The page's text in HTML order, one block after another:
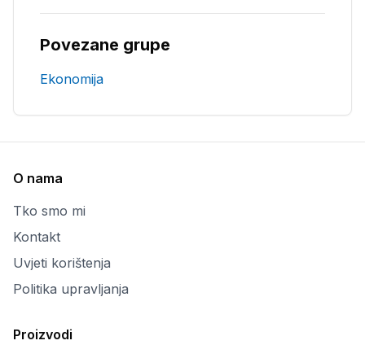
Povezane grupe
Ekonomija
O nama
Tko smo mi
Kontakt
Uvjeti korištenja
Politika upravljanja
Proizvodi